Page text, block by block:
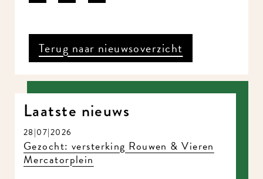
Terug naar nieuwsoverzicht
Laatste nieuws
28|07|2026
Gezocht: versterking Rouwen & Vieren
Mercatorplein
Meld je aan voor onze nieuwsbrief en mis nooit meer iets in